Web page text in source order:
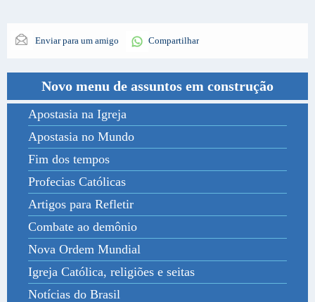
Enviar para um amigo Compartilhar
Novo menu de assuntos em construção
Apostasia na Igreja
Apostasia no Mundo
Fim dos tempos
Profecias Católicas
Artigos para Refletir
Combate ao demônio
Nova Ordem Mundial
Igreja Católica, religiões e seitas
Notícias do Brasil